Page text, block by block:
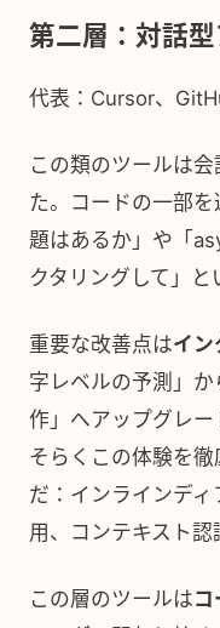
第二層：対話型
代表：Cursor、
この類のツールは
た。コードの一部
題はあるか」や「
クタリングして」と
重要な改善点はイン
字レベルの予測」
作」へアップグレ
そらくこの体験を
だ：インラインデ
用、コンテキスト認
この層のツールは